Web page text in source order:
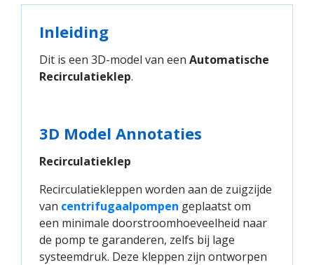
Inleiding
Dit is een 3D-model van een Automatische
Recirculatieklep.
3D Model Annotaties
Recirculatieklep
Recirculatiekleppen worden aan de zuigzijde
van centrifugaalpompen geplaatst om
een minimale doorstroomhoeveelheid naar
de pomp te garanderen, zelfs bij lage
systeemdruk. Deze kleppen zijn ontworpen